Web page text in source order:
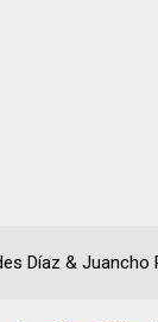
Díaz & Juancho